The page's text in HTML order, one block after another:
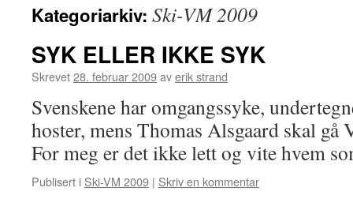
innhold
Kategoriarkiv: Ski-VM 2009
SYK ELLER IKKE SYK
Skrevet28. februar 2009averik strand
Svenskene har omgangssyke,
hoster, mens Thomas Alsgaard skal gå
For meg er det ikke lett og vite hvem
Publisert i Ski-VM 2009 | Skriv en kommentar